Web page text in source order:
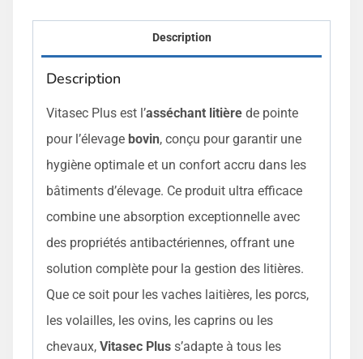
Description
Description
Vitasec Plus est l’asséchant litière de pointe
pour l’élevage bovin, conçu pour garantir une
hygiène optimale et un confort accru dans les
bâtiments d’élevage. Ce produit ultra efficace
combine une absorption exceptionnelle avec
des propriétés antibactériennes, offrant une
solution complète pour la gestion des litières.
Que ce soit pour les vaches laitières, les porcs,
les volailles, les ovins, les caprins ou les
chevaux, Vitasec Plus s’adapte à tous les